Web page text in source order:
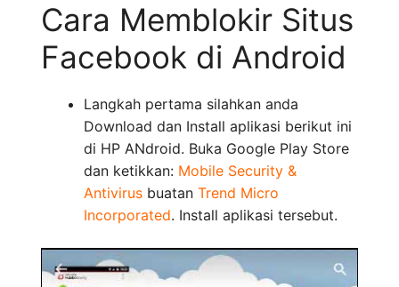
Cara Memblokir Situs
Facebook di Android
Langkah pertama silahkan anda
Download dan Install aplikasi berikut ini
di HP ANdroid. Buka Google Play Store
dan ketikkan: Mobile Security &
Antivirus buatan Trend Micro
Incorporated. Install aplikasi tersebut.